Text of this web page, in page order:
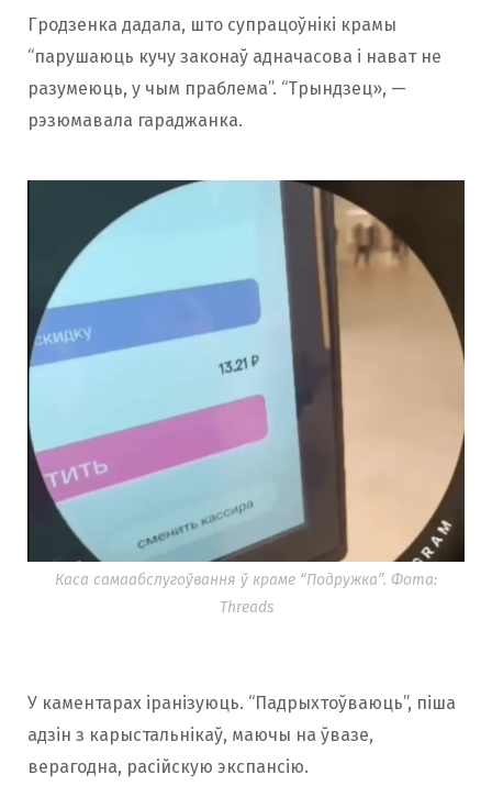
Гродзенка дадала, што супрацоўнікі крамы
“парушаюць кучу законаў адначасова і нават не
разумеюць, у чым праблема”. “Трындзец», —
рэзюмавала гараджанка.
Каса самаабслугоўвання ў краме “Подружка”. Фота:
Threads
У каментарах іранізуюць. “Падрыхтоўваюць”, піша
адзін з карыстальнікаў, маючы на ​​ўвазе,
верагодна, расійскую экспансію.